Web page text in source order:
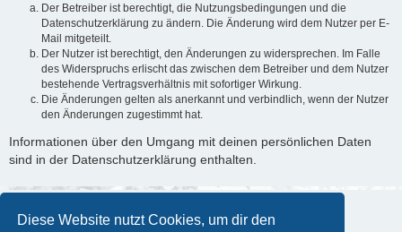
Diese Website nutzt Cookies, um dir den
Der Betreiber ist berechtigt, die Nutzungsbedingungen und die
Datenschutzerklärung zu ändern. Die Änderung wird dem Nutzer per E-
Mail mitgeteilt.
Der Nutzer ist berechtigt, den Änderungen zu widersprechen. Im Falle
des Widerspruchs erlischt das zwischen dem Betreiber und dem Nutzer
bestehende Vertragsverhältnis mit sofortiger Wirkung.
Die Änderungen gelten als anerkannt und verbindlich, wenn der Nutzer
den Änderungen zugestimmt hat.
Informationen über den Umgang mit deinen persönlichen Daten
sind in der Datenschutzerklärung enthalten.